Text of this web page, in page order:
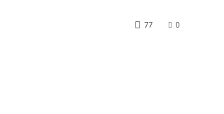
0
77